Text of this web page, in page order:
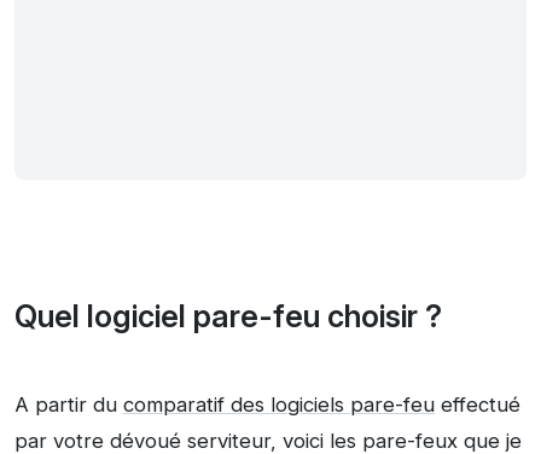
Quel logiciel pare-feu choisir ?
A partir du comparatif des logiciels pare-feu effectué
par votre dévoué serviteur, voici les pare-feux que je